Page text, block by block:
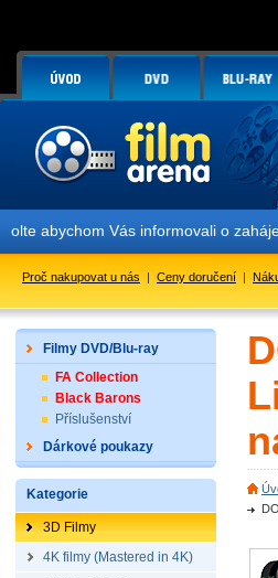
informovali o zahájení prodeje
Proč nakupovat u nás | Ceny doručení |
Filmy DVD/Blu-ray
FA Collection
Black Barons
Příslušenství
Dárkové poukazy
Kategorie
3D Filmy
4K filmy (Mastered in 4K)